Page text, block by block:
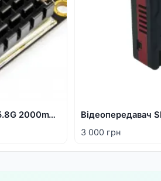
VTX AKK FX2 Dominator 5.8G 2000mW аналоговий відеопередавач
3 000 грн